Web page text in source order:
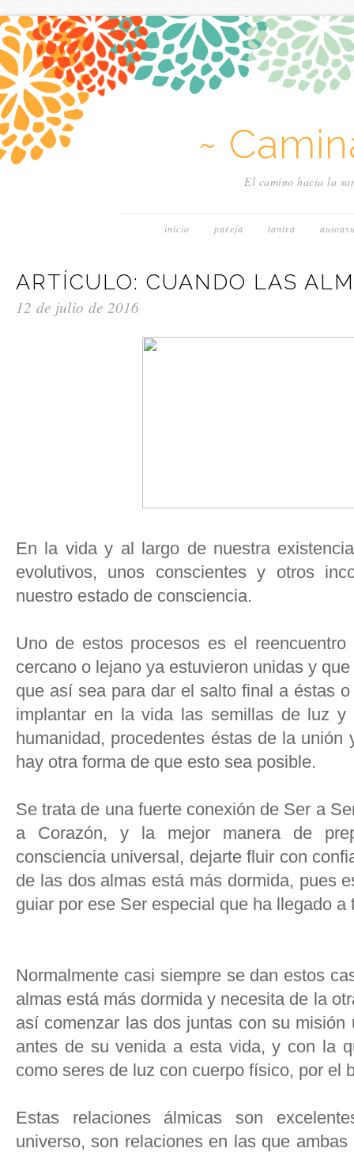
~
El camino hacia la
inicio pareja tantra
ARTÍCULO: CUANDO LAS
12 de julio de 2016
En la vida y al largo de nuestra
evolutivos, unos conscientes y otros
nuestro estado de consciencia.
Uno de estos procesos es el
cercano o lejano ya estuvieron unidas y
que así sea para dar el salto final a éstas
implantar en la vida las semillas de luz
humanidad, procedentes éstas de la
hay otra forma de que esto sea posible.
Se trata de una fuerte conexión de Ser a
a Corazón, y la mejor manera de
consciencia universal, dejarte fluir con
de las dos almas está más dormida, pues
guiar por ese Ser especial que ha llegado a
Normalmente casi siempre se dan estos
almas está más dormida y necesita de la
así comenzar las dos juntas con su misión
antes de su venida a esta vida, y con la
como seres de luz con cuerpo físico, por el
Estas relaciones álmicas son
universo, son relaciones en las que